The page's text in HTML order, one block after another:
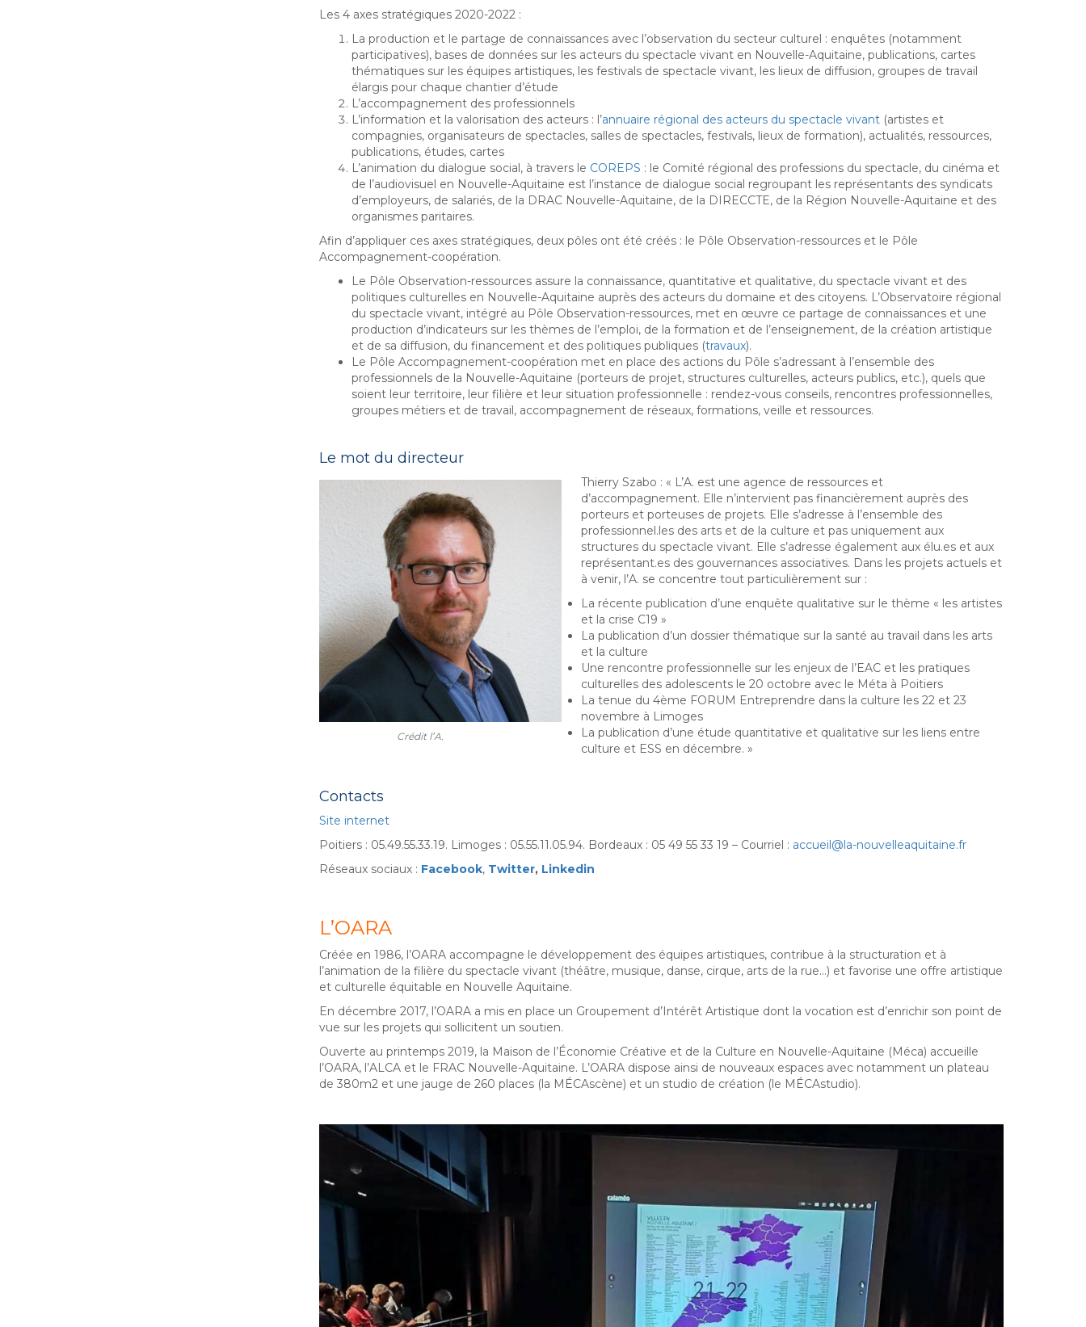
Les 4 axes stratégiques 2020-2022 :
La production et le partage de connaissances avec l’observation du secteur culturel : enquêtes (notamment
participatives), bases de données sur les acteurs du spectacle vivant en Nouvelle-Aquitaine, publications, cartes
thématiques sur les équipes artistiques, les festivals de spectacle vivant, les lieux de diffusion, groupes de travail
élargis pour chaque chantier d’étude
L’accompagnement des professionnels
L’information et la valorisation des acteurs : l’annuaire régional des acteurs du spectacle vivant(artistes et
compagnies, organisateurs de spectacles, salles de spectacles, festivals, lieux de formation), actualités, ressources,
publications, études, cartes
L’animation du dialogue social, à travers le COREPS : le Comité régional des professions du spectacle, du cinéma et
de l’audiovisuel en Nouvelle-Aquitaine est l’instance de dialogue social regroupant les représentants des syndicats
d’employeurs, de salariés, de la DRAC Nouvelle-Aquitaine, de la DIRECCTE, de la Région Nouvelle-Aquitaine et des
organismes paritaires.
Afin d’appliquer ces axes stratégiques, deux pôles ont été créés : le Pôle Observation-ressources et le Pôle
Accompagnement-coopération.
Le Pôle Observation-ressources assure la connaissance, quantitative et qualitative, du spectacle vivant et des
politiques culturelles en Nouvelle-Aquitaine auprès des acteurs du domaine et des citoyens. L’Observatoire régional
du spectacle vivant, intégré au Pôle Observation-ressources, met en œuvre ce partage de connaissances et une
production d’indicateurs sur les thèmes de l’emploi, de la formation et de l’enseignement, de la création artistique
et de sa diffusion, du financement et des politiques publiques (travaux).
Le Pôle Accompagnement-coopération met en place des actions du Pôle s’adressant à l’ensemble des
professionnels de la Nouvelle-Aquitaine (porteurs de projet, structures culturelles, acteurs publics, etc.), quels que
soient leur territoire, leur filière et leur situation professionnelle : rendez-vous conseils, rencontres professionnelles,
groupes métiers et de travail, accompagnement de réseaux, formations, veille et ressources.
Le mot du directeur
Crédit l’A.
Thierry Szabo : « L’A. est une agence de ressources et
d’accompagnement. Elle n’intervient pas financièrement auprès des
porteurs et porteuses de projets. Elle s’adresse à l’ensemble des
professionnel.les des arts et de la culture et pas uniquement aux
structures du spectacle vivant. Elle s’adresse également aux élu.es et aux
représentant.es des gouvernances associatives. Dans les projets actuels et
à venir, l’A. se concentre tout particulièrement sur :
La récente publication d’une enquête qualitative sur le thème « les artistes
et la crise C19 »
La publication d’un dossier thématique sur la santé au travail dans les arts
et la culture
Une rencontre professionnelle sur les enjeux de l’EAC et les pratiques
culturelles des adolescents le 20 octobre avec le Méta à Poitiers
La tenue du 4ème FORUM Entreprendre dans la culture les 22 et 23
novembre à Limoges
La publication d’une étude quantitative et qualitative sur les liens entre
culture et ESS en décembre. »
Contacts
Site internet
Poitiers : 05.49.55.33.19. Limoges : 05.55.11.05.94. Bordeaux : 05 49 55 33 19 – Courriel : accueil@la-nouvelleaquitaine.fr
Réseaux sociaux : Facebook, Twitter, Linkedin
L’OARA
Créée en 1986, l’OARA accompagne le développement des équipes artistiques, contribue à la structuration et à
l’animation de la filière du spectacle vivant (théâtre, musique, danse, cirque, arts de la rue…) et favorise une offre artistique
et culturelle équitable en Nouvelle Aquitaine.
En décembre 2017, l’OARA a mis en place un Groupement d’Intérêt Artistique dont la vocation est d’enrichir son point de
vue sur les projets qui sollicitent un soutien.
Ouverte au printemps 2019, la Maison de l’Économie Créative et de la Culture en Nouvelle-Aquitaine (Méca) accueille
l’OARA, l’ALCA et le FRAC Nouvelle-Aquitaine. L’OARA dispose ainsi de nouveaux espaces avec notamment un plateau
de 380m2 et une jauge de 260 places (la MÉCAscène) et un studio de création (le MÉCAstudio).